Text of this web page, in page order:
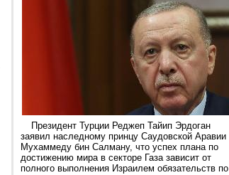
Президент Турции Реджеп Тайип Эрдоган
заявил наследному принцу Саудовской Аравии
Мухаммеду бин Салману, что успех плана по
достижению мира в секторе Газа зависит от
полного выполнения Израилем обязательств по